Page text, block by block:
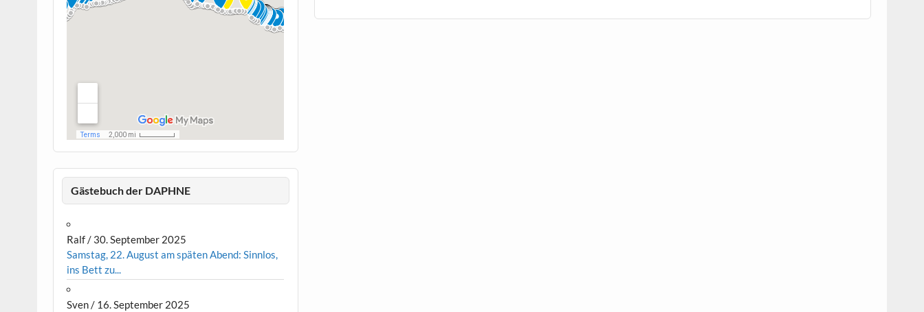
Gästebuch der DAPHNE
Ralf/ 30. September 2025
Samstag, 22. August am späten Abend: Sinnlos,
ins Bett zu...
Sven/ 16. September 2025